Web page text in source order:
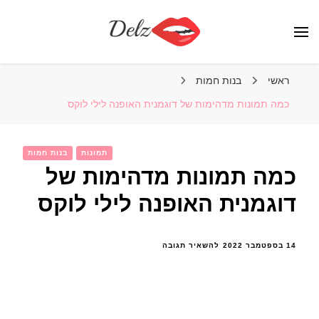
ראשי בנות חמות
כמה תמונות מדהימות של דוגמנית האופנה לילי לוקס
בנות חמות תמונות
כמה תמונות מדהימות של
דוגמנית האופנה לילי לוקס
14 בספטמבר 2022 להשאיר תגובהבנושא